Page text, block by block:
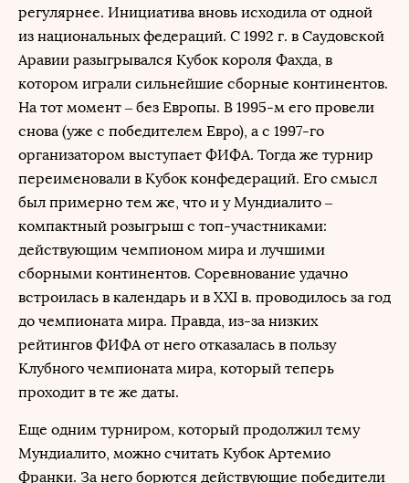
регулярнее. Инициатива вновь исходила от одной
из национальных федераций. С 1992 г. в Саудовской
Аравии разыгрывался Кубок короля Фахда, в
котором играли сильнейшие сборные континентов.
На тот момент – без Европы. В 1995-м его провели
снова (уже с победителем Евро), а с 1997-го
организатором выступает ФИФА. Тогда же турнир
переименовали в Кубок конфедераций. Его смысл
был примерно тем же, что и у Мундиалито –
компактный розыгрыш с топ-участниками:
действующим чемпионом мира и лучшими
сборными континентов. Соревнование удачно
встроилась в календарь и в XXI в. проводилось за год
до чемпионата мира. Правда, из-за низких
рейтингов ФИФА от него отказалась в пользу
Клубного чемпионата мира, который теперь
проходит в те же даты.
Еще одним турниром, который продолжил тему
Мундиалито, можно считать Кубок Артемио
Франки. За него борются действующие победители